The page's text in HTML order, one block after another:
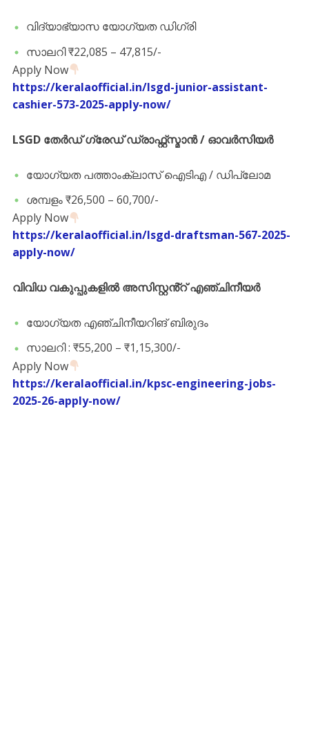
വിദ്യാഭ്യാസ യോഗ്യത ഡിഗ്രി
സാലറി ₹22,085 – 47,815/-
Apply Now
https://keralaofficial.in/lsgd-junior-assistant-
cashier-573-2025-apply-now/
LSGD തേർഡ് ഗ്രേഡ് ഡ്രാഫ്റ്റ്‌സ്മാൻ / ഓവർസിയർ
യോഗ്യത പത്താംക്ലാസ് ഐടിഎ / ഡിപ്ലോമ
ശമ്പളം ₹26,500 – 60,700/-
Apply Now
https://keralaofficial.in/lsgd-draftsman-567-2025-
apply-now/
വിവിധ വകുപ്പുകളിൽ അസിസ്റ്റൻ്റ് എഞ്ചിനീയർ
യോഗ്യത എഞ്ചിനീയറിങ് ബിരുദം
സാലറി : ₹55,200 – ₹1,15,300/-
Apply Now
https://keralaofficial.in/kpsc-engineering-jobs-
2025-26-apply-now/